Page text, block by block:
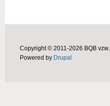
Copyright © 2011-2026 BQB vzw.
Powered by Drupal